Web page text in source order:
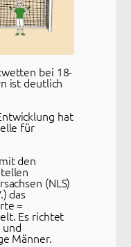
bei 18-
ist deutlich
hat
für
den
(NLS)
das
=
Es richtet
und
Männer.